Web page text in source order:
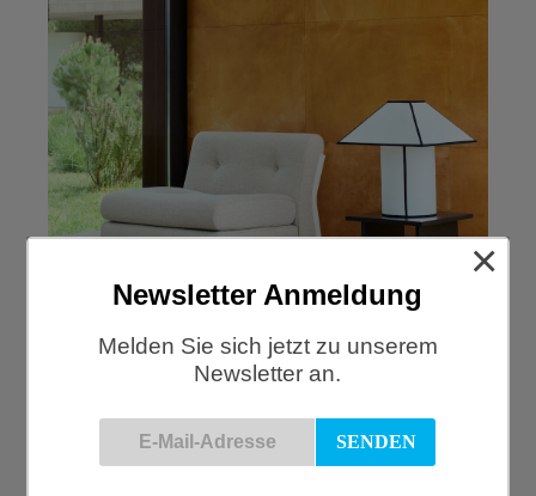
Newsletter Anmeldung
Melden Sie sich jetzt zu unserem
Newsletter an.
×